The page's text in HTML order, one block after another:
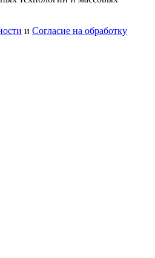
и Согласие на обработку